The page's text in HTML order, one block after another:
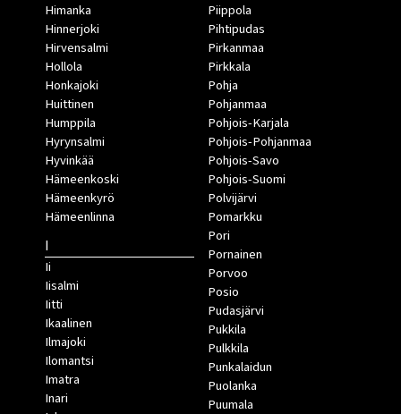
Himanka
Hinnerjoki
Hirvensalmi
Hollola
Honkajoki
Huittinen
Humppila
Hyrynsalmi
Hyvinkää
Hämeenkoski
Hämeenkyrö
Hämeenlinna
I
Ii
Iisalmi
Iitti
Ikaalinen
Ilmajoki
Ilomantsi
Imatra
Inari
Piippola
Pihtipudas
Pirkanmaa
Pirkkala
Pohja
Pohjanmaa
Pohjois-Karjala
Pohjois-Pohjanmaa
Pohjois-Savo
Pohjois-Suomi
Polvijärvi
Pomarkku
Pori
Pornainen
Porvoo
Posio
Pudasjärvi
Pukkila
Pulkkila
Punkalaidun
Puolanka
Puumala